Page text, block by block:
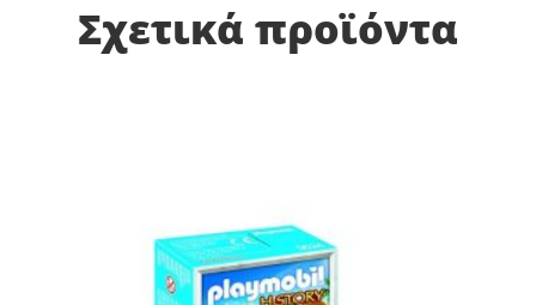
Σχετικά προϊόντα